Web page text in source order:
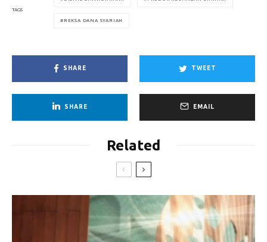
TAGS
REKSA DANA SYARIAH
SHARE TWEET
SHARE EMAIL
Related